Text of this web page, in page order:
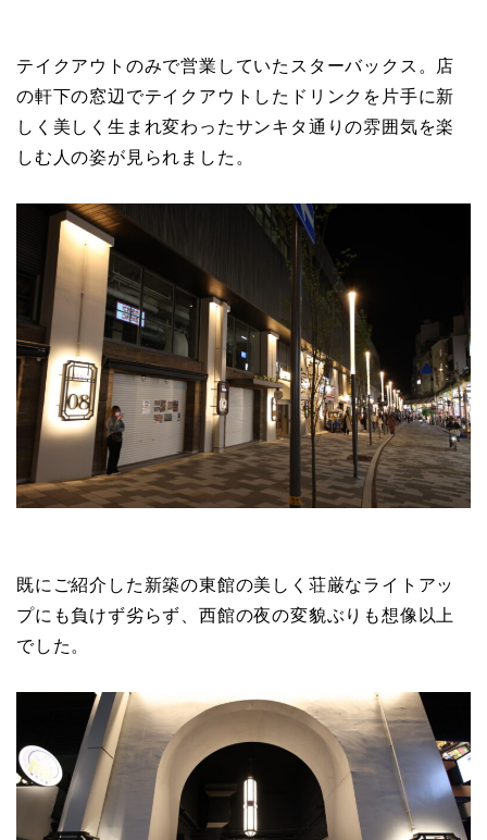
テイクアウトのみで営業していたスターバックス。店
の軒下の窓辺でテイクアウトしたドリンクを片手に新
しく美しく生まれ変わったサンキタ通りの雰囲気を楽
しむ人の姿が見られました。
既にご紹介した新築の東館の美しく荘厳なライトアッ
プにも負けず劣らず、西館の夜の変貌ぶりも想像以上
でした。